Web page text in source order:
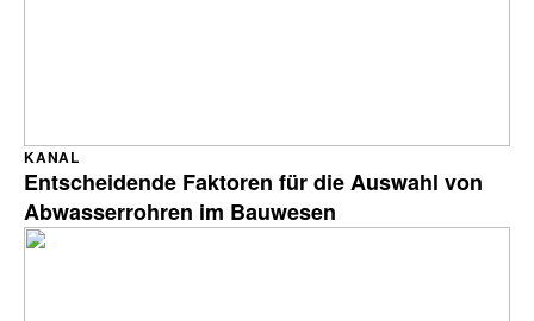
Entscheidende Faktoren für die Auswahl von
Abwasserrohren im Bauwesen
KANAL